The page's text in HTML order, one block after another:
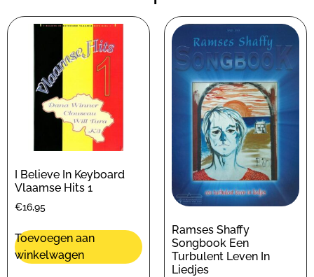
I Believe In Keyboard
Vlaamse Hits 1
€16,95
Toevoegen aan
winkelwagen
Ramses Shaffy
Songbook Een
Turbulent Leven In
Liedjes